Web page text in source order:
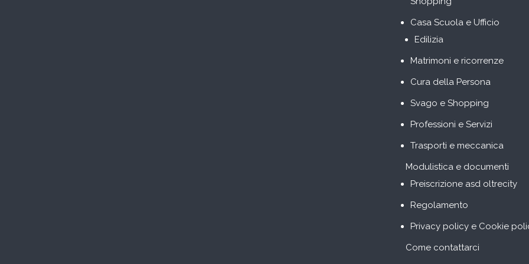
Casa Scuola e Ufficio
Edilizia
Matrimoni e ricorrenze
Cura della Persona
Svago e Shopping
Professioni e Servizi
Trasporti e meccanica
Modulistica e documenti
Preiscrizione asd oltrecity
Regolamento
Privacy policy e Cookie
Come contattarci